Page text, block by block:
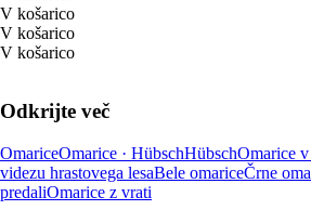
V košarico
V košarico
V košarico
Odkrijte več
OmariceOmarice · HübschHübschOmarice
videzu hrastovega lesaBele omariceČrne
predaliOmarice z vrati